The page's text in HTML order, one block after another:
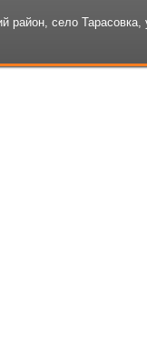
район, село